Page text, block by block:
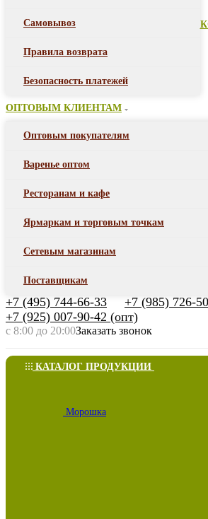
Самовывоз
Правила возврата
Безопасность платежей
ОПТОВЫМ КЛИЕНТАМ
Оптовым покупателям
Варенье оптом
Ресторанам и кафе
Ярмаркам и торговым точкам
Сетевым магазинам
Поставщикам
+7 (495) 744-66-33
+7 (985) 726-
+7 (925) 007-90-42 (опт)
с 8:00 до 20:00Заказать звонок
КАТАЛОГ ПРОДУКЦИИ
Морошка